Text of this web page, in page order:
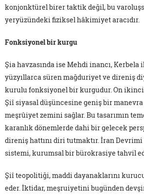
konjonktürel birer taktik değil, bu
yeryüzündeki fiziksel hâkimiyet aracıdır.
Fonksiyonel bir kurgu
Şia havzasında ise Mehdi inancı, Kerbela
yüzyıllarca süren mağduriyet ve direniş
kurulu fonksiyonel bir kurgudur. On ikinci
Şiî siyasal düşüncesine geniş bir
meşrûiyet zemini sağlar. Bu tasarımın
karanlık dönemlerde dahi bir gelecek
direniş hattını diri tutmaktır. İran
sistemi, kurumsal bir bürokrasiye tahvil
Şiî teopolitiği, maddi dayanaklarını
eder. İktidar, meşruiyetini bugünden